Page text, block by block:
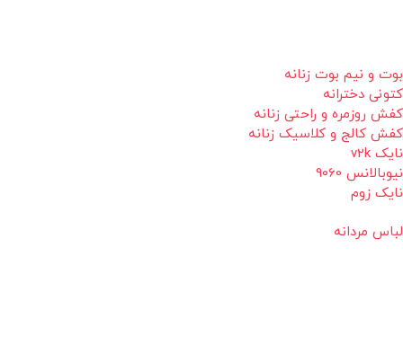
بوت و نیم بوت زنانه
کتونی دخترانه
کفش روزمره و راحتی زنانه
کفش کالج و کلاسیک زنانه
نایک v2k
نیوبالانس 9060
نایک زوم
لباس مردانه